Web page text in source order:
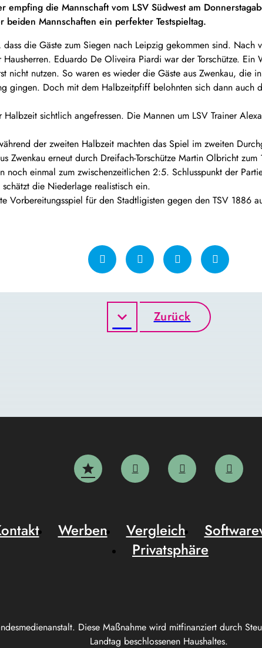
empfing die Mannschaft vom LSV Südwest am
beiden Mannschaften ein perfekter Testspieltag.
die Gäste zum Siegen nach Leipzig gekommen sind. Nach
Hausherren. Eduardo De Oliveira Piardi war der Torschütze.
nicht nutzen. So waren es wieder die Gäste aus Zwenkau,
gingen. Doch mit dem Halbzeitpfiff belohnten sich dann auch
Halbzeit sichtlich angefressen. Die Mannen um LSV Trainer
der zweiten Halbzeit machten das Spiel im zweiten
Zwenkau erneut durch Dreifach-Torschütze Martin Olbricht
noch einmal zum zwischenzeitlichen 2:5. Schlusspunkt der
die Niederlage realistisch ein.
Vorbereitungsspiel für den Stadtligisten gegen den TSV 1886
Zurück
Diese Maßnahme wird mitfinanziert durch
Landtag beschlossenen Haushaltes.
Werben Vergleich
Privatsphäre